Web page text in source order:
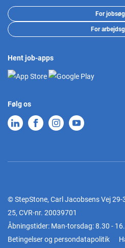
For
For
Hent job-apps
Følg os
© StepStone, Carl Jacobsens Vej 29-
25, CVR-nr. 20039701
Åbningstider: Man-torsdag: 8.30 -
Betingelser og persondatapolitik